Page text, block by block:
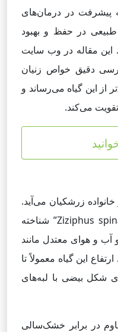
پیشرفت در درمان‌های
طبیعی در حفظ و بهبود
مقاله در وب سایت
دقیق خواص زنیان
از این گیاه می‌رساند و
می‌کند.
زرشکیان می‌آید.
این گیاه با نام علمی “Ziziphus spina-christi” شناخته
و هوای معتدل مانند
این گیاه معمولاً تا
شکل بیضی با لبه‌های
در برابر خشک‌سالی